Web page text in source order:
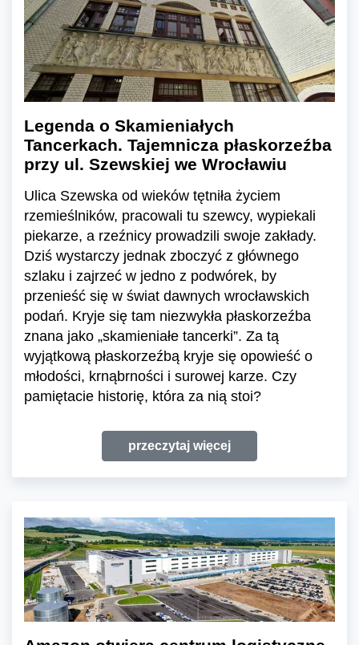
Legenda o Skamieniałych
Tancerkach. Tajemnicza płaskorzeźba
przy ul. Szewskiej we Wrocławiu
Ulica Szewska od wieków tętniła życiem
rzemieślników, pracowali tu szewcy, wypiekali
piekarze, a rzeźnicy prowadzili swoje zakłady.
Dziś wystarczy jednak zboczyć z głównego
szlaku i zajrzeć w jedno z podwórek, by
przenieść się w świat dawnych wrocławskich
podań. Kryje się tam niezwykła płaskorzeźba
znana jako „skamieniałe tancerki”. Za tą
wyjątkową płaskorzeźbą kryje się opowieść o
młodości, krnąbrności i surowej karze. Czy
pamiętacie historię, która za nią stoi?
przeczytaj więcej